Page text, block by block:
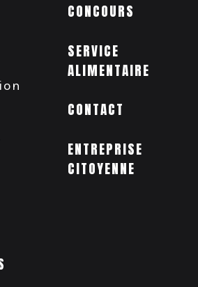
CONCOURS
SERVICE
ALIMENTAIRE
CONTACT
ENTREPRISE
CITOYENNE